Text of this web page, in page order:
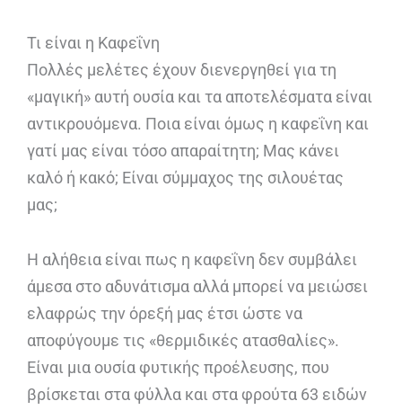
Τι είναι η Καφεΐνη
Πολλές μελέτες έχουν διενεργηθεί για τη
«μαγική» αυτή ουσία και τα αποτελέσματα είναι
αντικρουόμενα. Ποια είναι όμως η καφεΐνη και
γατί μας είναι τόσο απαραίτητη; Μας κάνει
καλό ή κακό; Είναι σύμμαχος της σιλουέτας
μας;
Η αλήθεια είναι πως η καφεΐνη δεν συμβάλει
άμεσα στο αδυνάτισμα αλλά μπορεί να μειώσει
ελαφρώς την όρεξή μας έτσι ώστε να
αποφύγουμε τις «θερμιδικές ατασθαλίες».
Είναι μια ουσία φυτικής προέλευσης, που
βρίσκεται στα φύλλα και στα φρούτα 63 ειδών